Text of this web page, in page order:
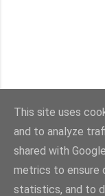
This site uses
and to analyze
shared with
metrics to ensure
statistics, and to